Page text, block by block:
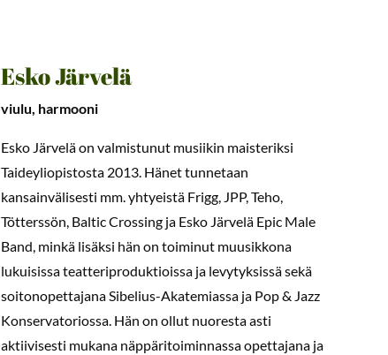
Esko Järvelä
viulu, harmooni
Esko Järvelä on valmistunut musiikin maisteriksi
Taideyliopistosta 2013. Hänet tunnetaan
kansainvälisesti mm. yhtyeistä Frigg, JPP, Teho,
Tötterssön, Baltic Crossing ja Esko Järvelä Epic Male
Band, minkä lisäksi hän on toiminut muusikkona
lukuisissa teatteriproduktioissa ja levytyksissä sekä
soitonopettajana Sibelius-Akatemiassa ja Pop & Jazz
Konservatoriossa. Hän on ollut nuoresta asti
aktiivisesti mukana näppäritoiminnassa opettajana ja